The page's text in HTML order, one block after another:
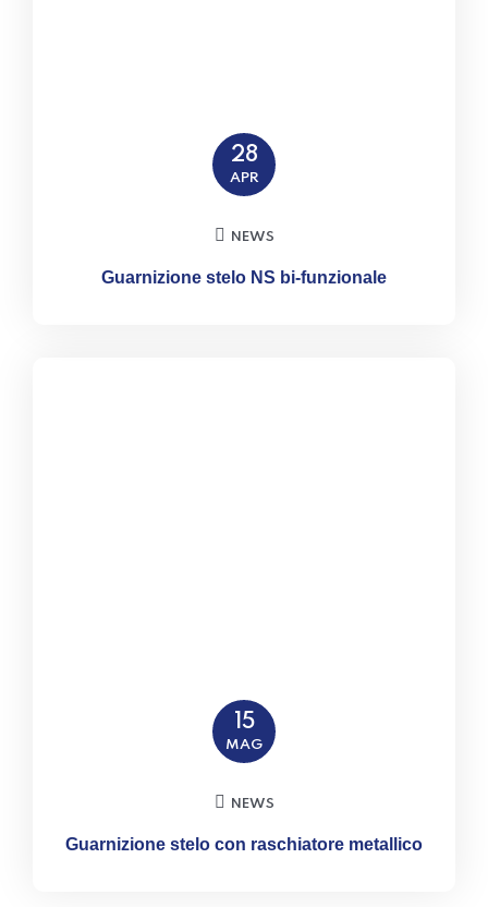
28
APR
NEWS
Guarnizione stelo NS bi-funzionale
15
MAG
NEWS
Guarnizione stelo con raschiatore metallico